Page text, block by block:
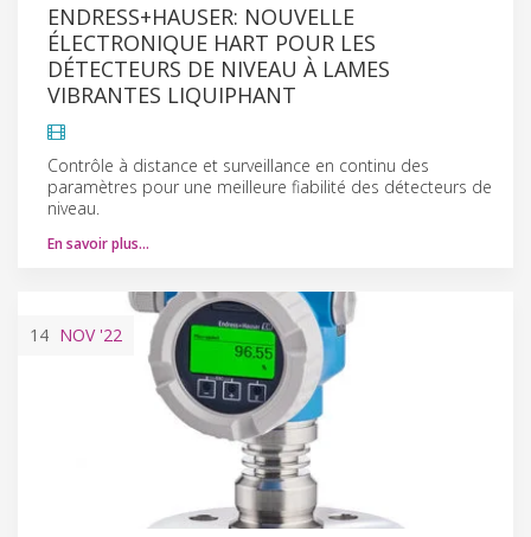
ENDRESS+HAUSER: NOUVELLE
ÉLECTRONIQUE HART POUR LES
DÉTECTEURS DE NIVEAU À LAMES
VIBRANTES LIQUIPHANT
Contrôle à distance et surveillance en continu des
paramètres pour une meilleure fiabilité des détecteurs de
niveau.
En savoir plus…
14 NOV'22